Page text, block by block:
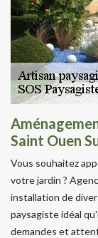
Saint Ouen
Vous souhaitez
votre jardin ?
installation de
paysagiste idéal
demandes et